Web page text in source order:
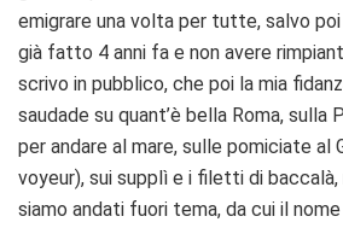
emigrare una volta per tutte, salvo
già fatto 4 anni fa e non avere
scrivo in pubblico, che poi la mia
saudade su quant’è bella Roma, sulla
per andare al mare, sulle pomiciate al
voyeur), sui supplì e i filetti di
siamo andati fuori tema, da cui il